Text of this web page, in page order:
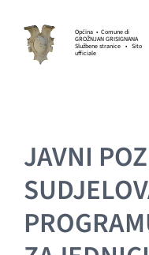
content
Općina • Comune di
GROŽNJAN GRISIGNANA
Službene stranice • Sito
ufficiale
OPĆINSKA UPRAVA
GOSPODARSTVO
KULTURA I UMJETNOST
JAVNI